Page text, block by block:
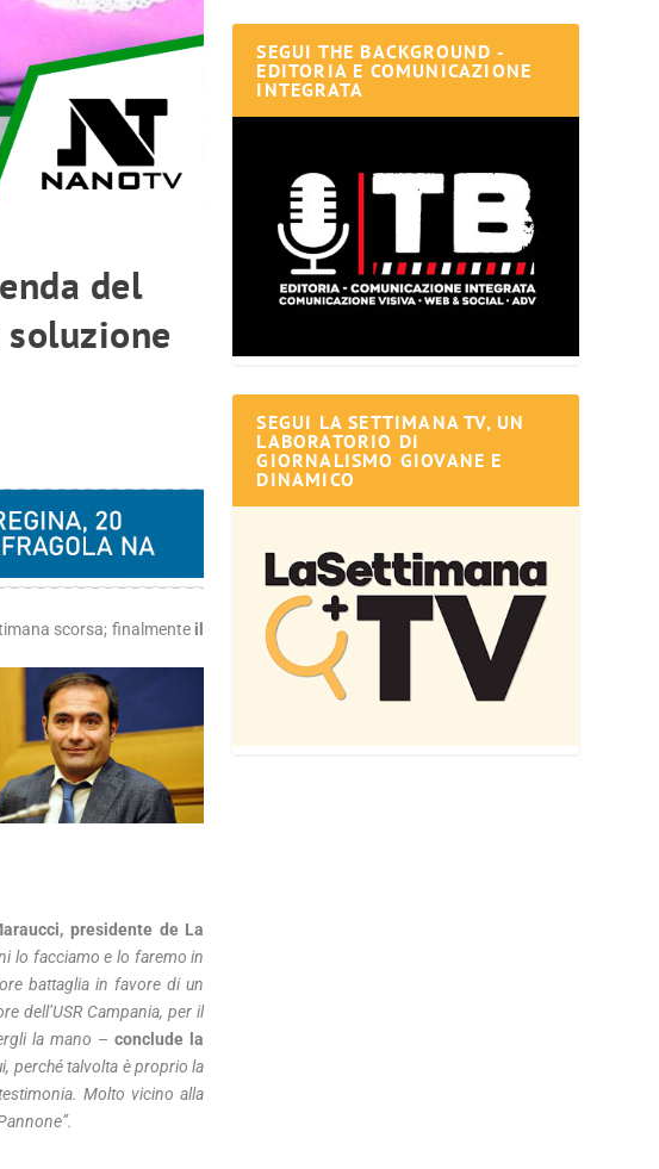
del
scorsa; finalmenteil
presidente de La
lo facciamo e lo faremo in
battaglia in favore di un
dell’USR Campania, per il
la mano –conclude la
perché talvolta è proprio la
Molto vicino alla
SEGUI THE BACKGROUND -
EDITORIA E COMUNICAZIONE
INTEGRATA
SEGUI LA SETTIMANA TV, UN
LABORATORIO DI
GIORNALISMO GIOVANE E
DINAMICO